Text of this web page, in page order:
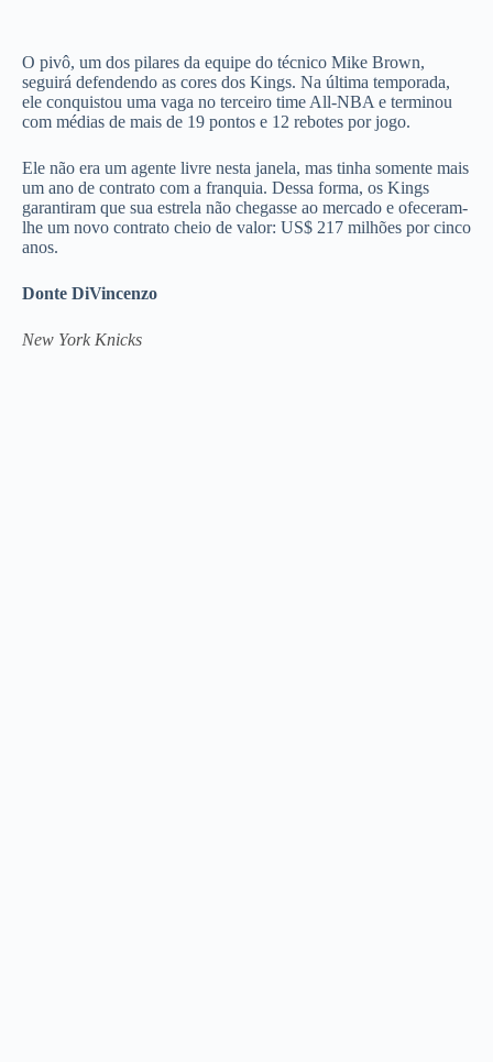
O pivô, um dos pilares da equipe do técnico Mike Brown,
seguirá defendendo as cores dos Kings. Na última temporada,
ele conquistou uma vaga no terceiro time All-NBA e terminou
com médias de mais de 19 pontos e 12 rebotes por jogo.
Ele não era um agente livre nesta janela, mas tinha somente mais
um ano de contrato com a franquia. Dessa forma, os Kings
garantiram que sua estrela não chegasse ao mercado e ofeceram-
lhe um novo contrato cheio de valor: US$ 217 milhões por cinco
anos.
Donte DiVincenzo
New York Knicks